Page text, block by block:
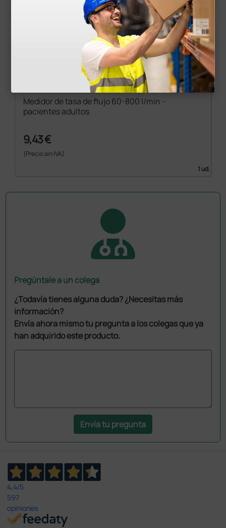
Medidor de tasa de flujo 60-800 l/min -
pacientes adultos
9,43 €
(Precio sin IVA)
1 ud.
Pregúntale a un colega
¿Todavía tienes alguna duda? ¿Necesitas más
información?
Envía ahora mismo tu pregunta a los colegas que ya
han adquirido este producto.
Envía tu pregunta
4,4/5
597
opiniones